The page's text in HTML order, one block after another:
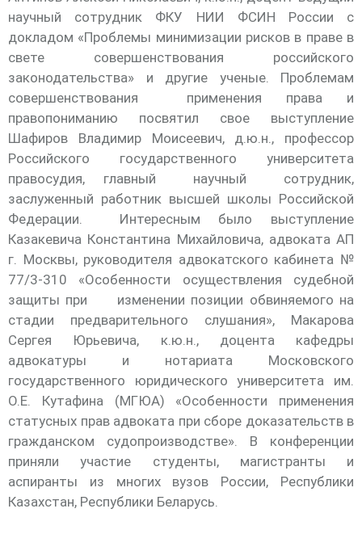
научный сотрудник ФКУ НИИ ФСИН России с
докладом «Проблемы минимизации рисков в праве в
свете совершенствования российского
законодательства» и другие ученые. Проблемам
совершенствования применения права и
правопониманию посвятил свое выступление
Шафиров Владимир Моисеевич, д.ю.н., профессор
Российского государственного университета
правосудия, главный научный сотрудник,
заслуженный работник высшей школы Российской
Федерации. Интересным было выступление
Казакевича Константина Михайловича, адвоката АП
г. Москвы, руководителя адвокатского кабинета №
77/3-310 «Особенности осуществления судебной
защиты при изменении позиции обвиняемого на
стадии предварительного слушания», Макарова
Сергея Юрьевича, к.ю.н., доцента кафедры
адвокатуры и нотариата Московского
государственного юридического университета им.
О.Е. Кутафина (МГЮА) «Особенности применения
статусных прав адвоката при сборе доказательств в
гражданском судопроизводстве». В конференции
приняли участие студенты, магистранты и
аспиранты из многих вузов России, Республики
Казахстан, Республики Беларусь.